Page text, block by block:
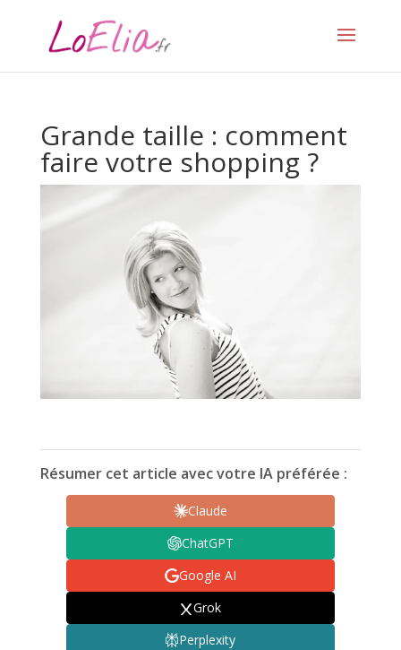
Grande taille : comment
faire votre shopping ?
Résumer cet article avec votre IA préférée :
Claude
ChatGPT
Google AI
Grok
Perplexity